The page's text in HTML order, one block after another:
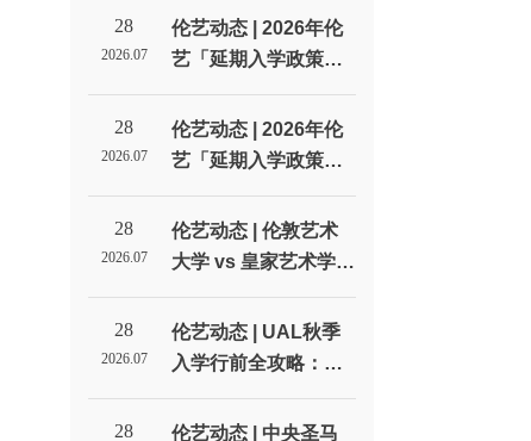
28
2026.07
伦艺动态 | 2026年伦
艺「延期入学政策」
全解析！
28
2026.07
伦艺动态 | 2026年伦
艺「延期入学政策」
全解析！
28
2026.07
伦艺动态 | 伦敦艺术
大学 vs 皇家艺术学
院：英国两大艺术名
校全方位对比_伦敦艺
术大学北京招生代表
28
2026.07
伦艺动态 | UAL秋季
入学行前全攻略：签
证、住宿和开学准备
清单_伦敦艺术大学北
28
伦艺动态 | 中央圣马